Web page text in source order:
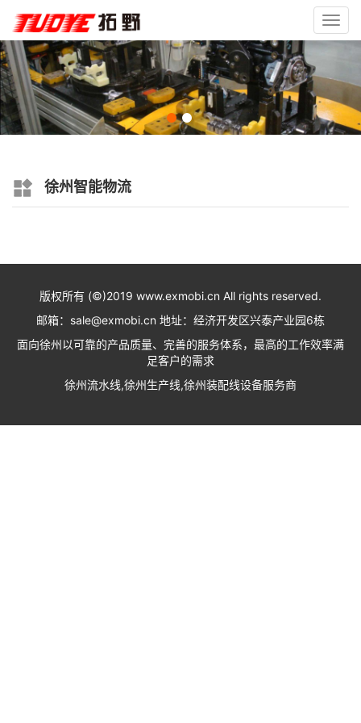
徐州智能物流
版权所有 (©)2019 www.exmobi.cn All rights reserved.
邮箱：sale@exmobi.cn 地址：经济开发区兴泰产业园6栋
面向徐州以可靠的产品质量、完善的服务体系，最高的工作效率满
足客户的需求
徐州流水线,徐州生产线,徐州装配线设备服务商